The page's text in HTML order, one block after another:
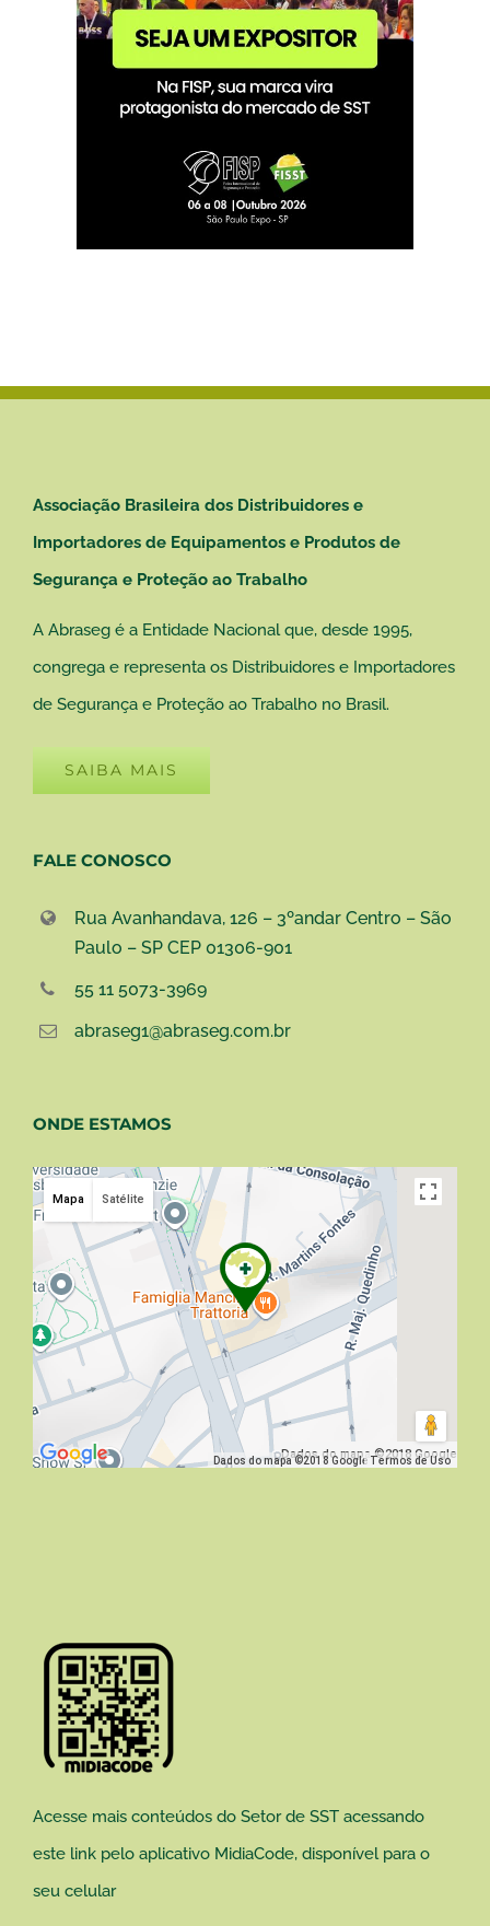
Associação Brasileira dos Distribuidores e
Importadores de Equipamentos e Produtos de
Segurança e Proteção ao Trabalho
A Abraseg é a Entidade Nacional que, desde 1995,
congrega e representa os Distribuidores e Importadores
de Segurança e Proteção ao Trabalho no Brasil.
SAIBA MAIS
FALE CONOSCO
Rua Avanhandava, 126 – 3ºandar Centro – São
Paulo – SP CEP 01306-901
55 11 5073-3969
abraseg1@abraseg.com.br
ONDE ESTAMOS
Dados do mapa ©2018 Google
Dados do mapa ©2018 Google
Termos de Uso
Mapa Satélite
Acesse mais conteúdos do Setor de SST acessando
este link pelo aplicativo MidiaCode, disponível para o
seu celular